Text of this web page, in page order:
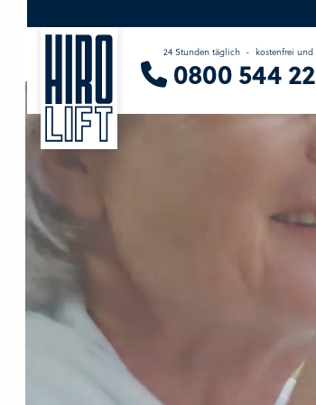
24 Stunden täglich - kostenfrei
0800 544
Sie suchen eine
Wir finden Ihren